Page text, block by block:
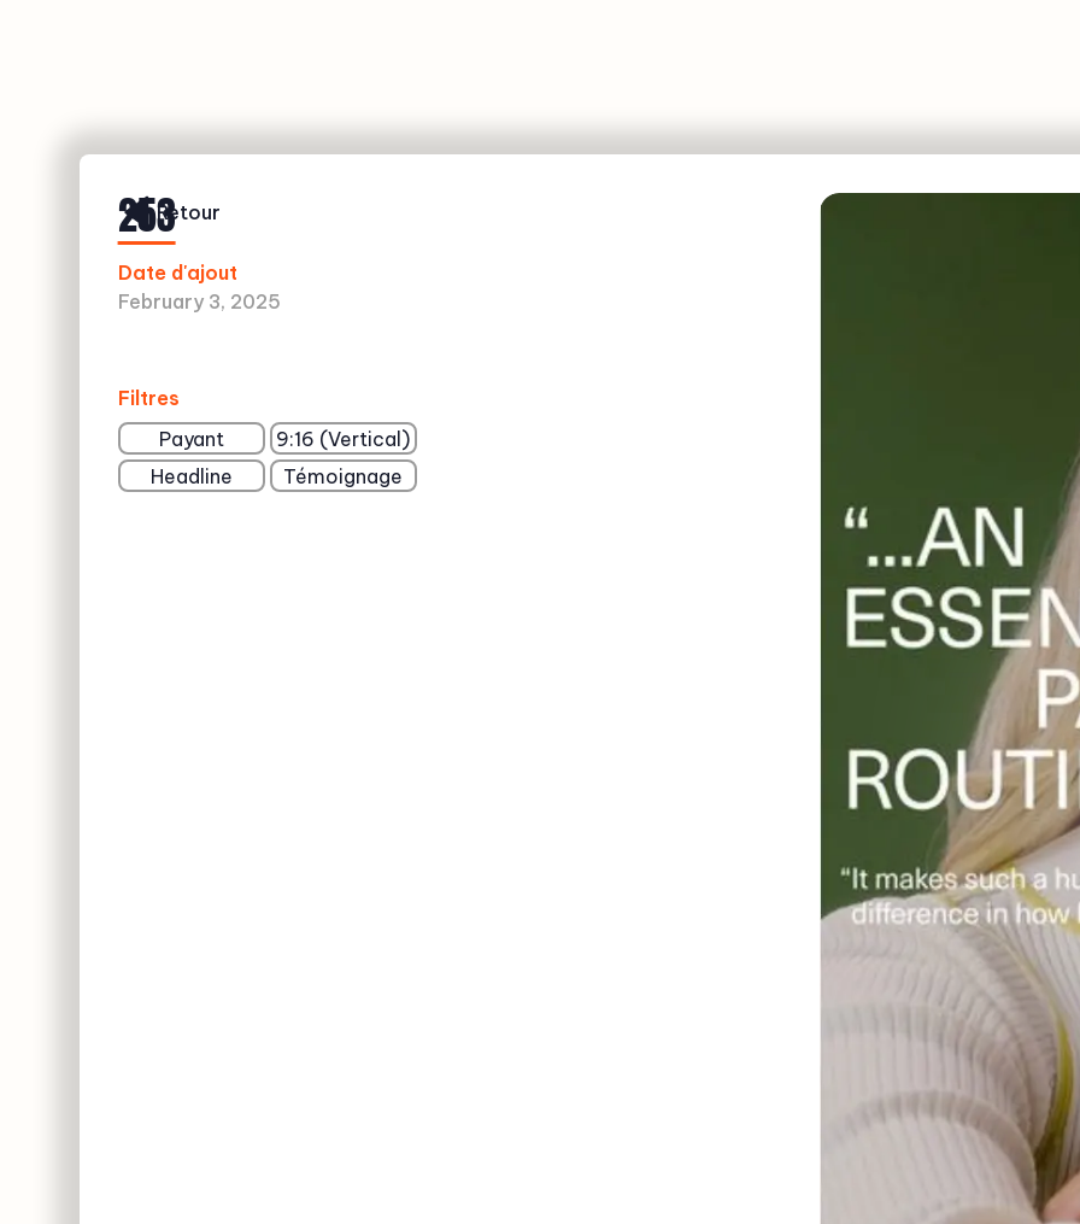
253
Date d'ajout
February 3, 2025
Filtres
Payant
9:16 (Vertical)
Headline
Témoignage
Retour